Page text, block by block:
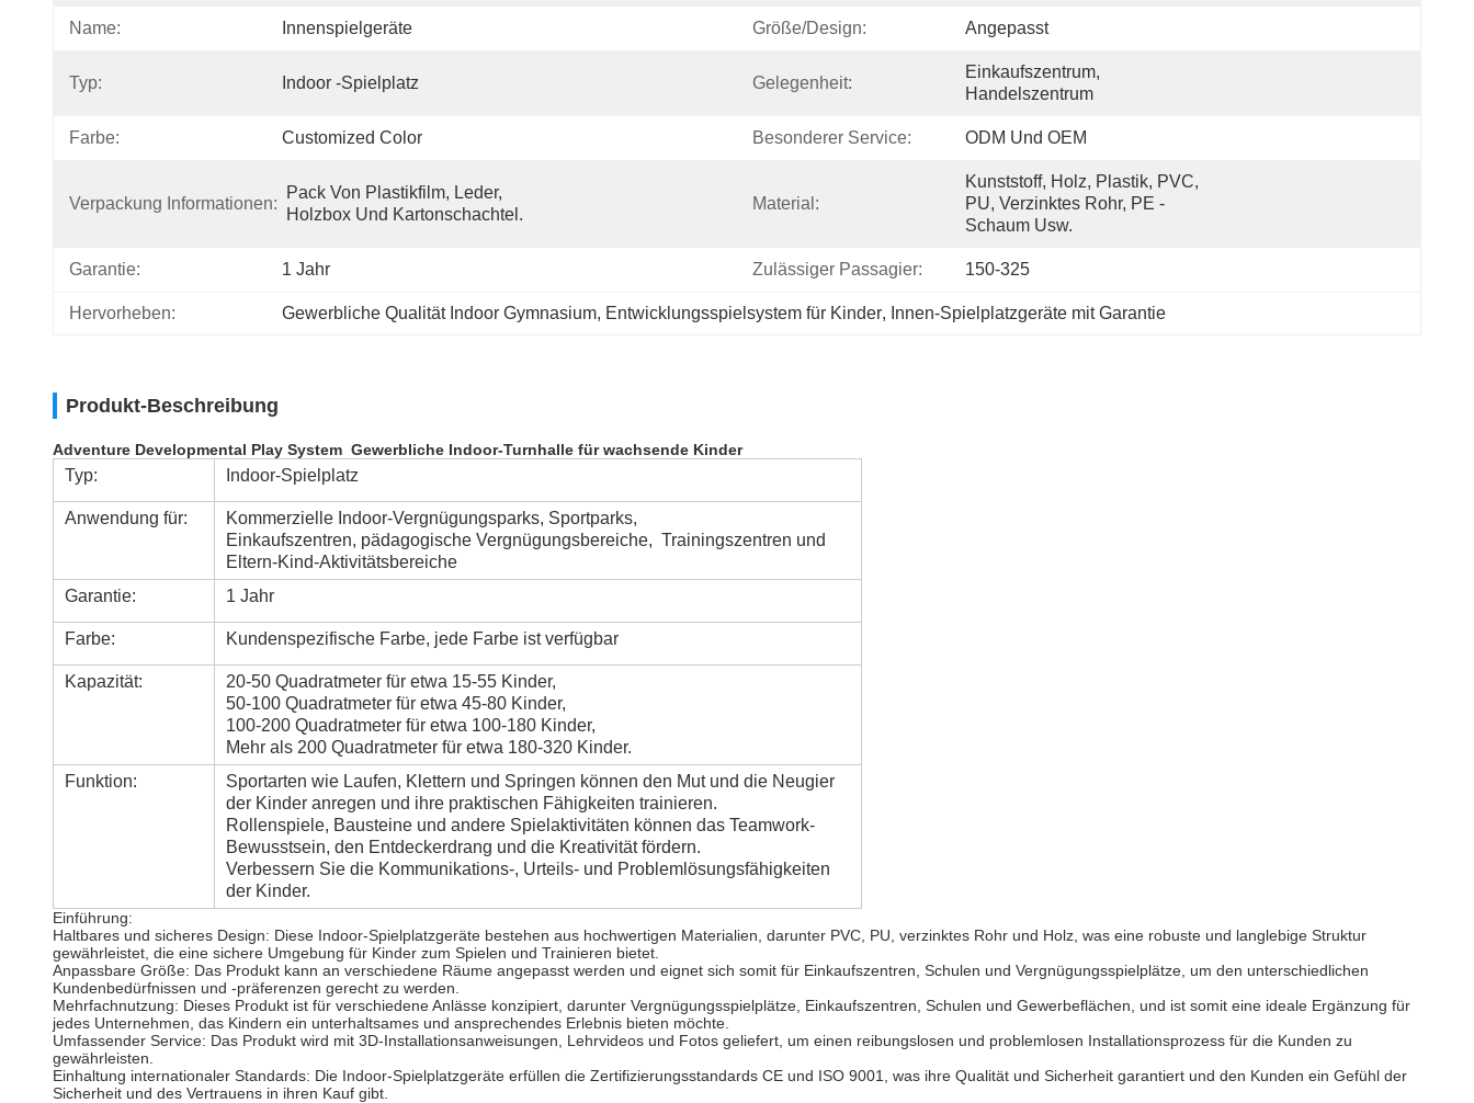
Name: Innenspielgeräte Größe/Design: Angepasst
Typ: Indoor -Spielplatz Gelegenheit:
Einkaufszentrum,
Handelszentrum
Farbe: Customized Color Besonderer Service: ODM Und OEM
Verpackung Informationen:
Pack Von Plastikfilm, Leder,
Holzbox Und Kartonschachtel.
Material:
Kunststoff, Holz, Plastik, PVC,
PU, Verzinktes Rohr, PE -
Schaum Usw.
Garantie: 1 Jahr Zulässiger Passagier: 150-325
Hervorheben: Gewerbliche Qualität Indoor Gymnasium, Entwicklungsspielsystem für Kinder, Innen-Spielplatzgeräte mit Garantie
Produkt-Beschreibung
Adventure Developmental Play System Gewerbliche Indoor-Turnhalle für wachsende Kinder
Typ: Indoor-Spielplatz
Anwendung für:
Kommerzielle Indoor-Vergnügungsparks, Sportparks,
Einkaufszentren, pädagogische Vergnügungsbereiche, Trainingszentren und
Eltern-Kind-Aktivitätsbereiche
Garantie:
1 Jahr
Farbe: Kundenspezifische Farbe, jede Farbe ist verfügbar
Kapazität:
20-50 Quadratmeter für etwa 15-55 Kinder,
50-100 Quadratmeter für etwa 45-80 Kinder,
100-200 Quadratmeter für etwa 100-180 Kinder,
Mehr als 200 Quadratmeter für etwa 180-320 Kinder.
Funktion:
Sportarten wie Laufen, Klettern und Springen können den Mut und die Neugier
der Kinder anregen und ihre praktischen Fähigkeiten trainieren.
Rollenspiele, Bausteine und andere Spielaktivitäten können das Teamwork-
Bewusstsein, den Entdeckerdrang und die Kreativität fördern.
Verbessern Sie die Kommunikations-, Urteils- und Problemlösungsfähigkeiten
der Kinder.
Einführung:
Haltbares und sicheres Design: Diese Indoor-Spielplatzgeräte bestehen aus hochwertigen Materialien, darunter PVC, PU, verzinktes Rohr und Holz, was eine robuste und langlebige Struktur
gewährleistet, die eine sichere Umgebung für Kinder zum Spielen und Trainieren bietet.
Anpassbare Größe: Das Produkt kann an verschiedene Räume angepasst werden und eignet sich somit für Einkaufszentren, Schulen und Vergnügungsspielplätze, um den unterschiedlichen
Kundenbedürfnissen und -präferenzen gerecht zu werden.
Mehrfachnutzung: Dieses Produkt ist für verschiedene Anlässe konzipiert, darunter Vergnügungsspielplätze, Einkaufszentren, Schulen und Gewerbeflächen, und ist somit eine ideale Ergänzung für
jedes Unternehmen, das Kindern ein unterhaltsames und ansprechendes Erlebnis bieten möchte.
Umfassender Service: Das Produkt wird mit 3D-Installationsanweisungen, Lehrvideos und Fotos geliefert, um einen reibungslosen und problemlosen Installationsprozess für die Kunden zu
gewährleisten.
Einhaltung internationaler Standards: Die Indoor-Spielplatzgeräte erfüllen die Zertifizierungsstandards CE und ISO 9001, was ihre Qualität und Sicherheit garantiert und den Kunden ein Gefühl der
Sicherheit und des Vertrauens in ihren Kauf gibt.